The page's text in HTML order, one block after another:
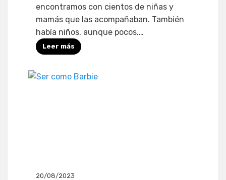
encontramos con cientos de niñas y
mamás que las acompañaban. También
había niños, aunque pocos.…
Leer más
20/08/2023